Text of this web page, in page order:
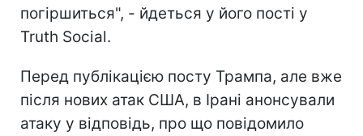
погіршиться", - йдеться у його пості у
Truth Social.
Перед публікацією посту Трампа, але вже
після нових атак США, в Ірані анонсували
атаку у відповідь, про що повідомило